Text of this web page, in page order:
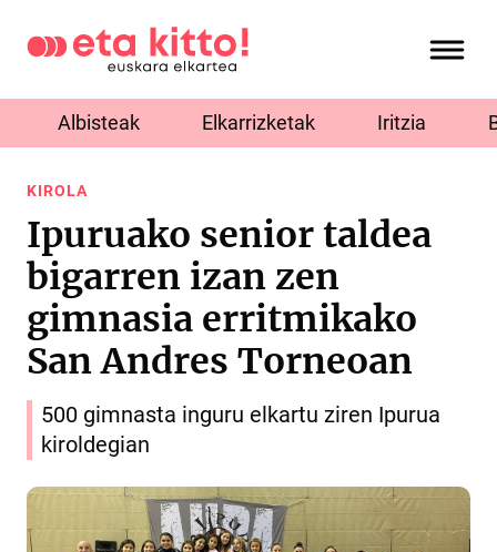
Albisteak Elkarrizketak Iritzia
KIROLA
Ipuruako senior taldea
bigarren izan zen
gimnasia erritmikako
San Andres Torneoan
500 gimnasta inguru elkartu ziren Ipurua
kiroldegian